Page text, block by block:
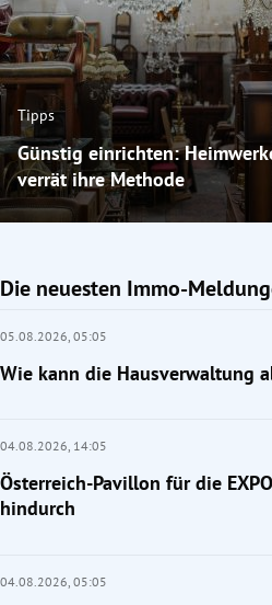
Tipps
Günstig einrichten:
verrät ihre Methode
Die neuesten Immo-
05.08.2026, 05:05
Wie kann die Hausverwaltung
04.08.2026, 14:05
Österreich-Pavillon für die
hindurch
04.08.2026, 05:05